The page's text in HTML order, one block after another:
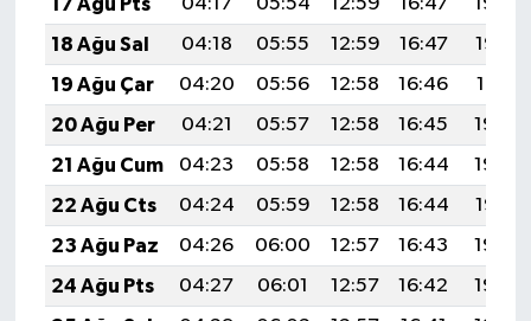
17 Ağu Pts
04:17 05:54 12:59 16:47
19:54
18 Ağu Sal
04:18 05:55 12:59 16:47
19:52
19 Ağu Çar
04:20 05:56 12:58 16:46
19:51
20 Ağu Per
04:21 05:57 12:58 16:45
19:50
21 Ağu Cum
04:23 05:58 12:58 16:44
19:48
22 Ağu Cts
04:24 05:59 12:58 16:44
19:47
23 Ağu Paz
04:26 06:00 12:57 16:43
19:45
24 Ağu Pts
04:27 06:01 12:57 16:42
19:43